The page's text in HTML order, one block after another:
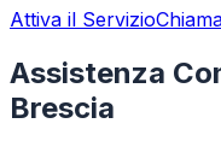
Attiva il Servizio
Assistenza
Brescia